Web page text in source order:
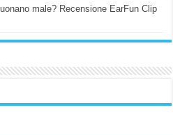
male? Recensione EarFun Clip